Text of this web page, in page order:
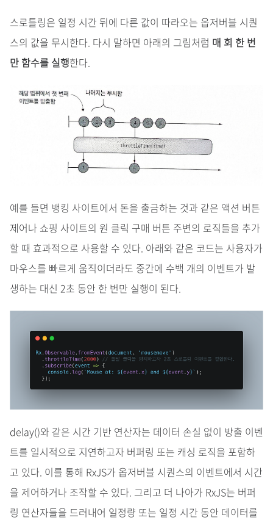
스로틀링은 일정 시간 뒤에 다른 값이 따라오는 옵저버블 시퀀
스의 값을 무시한다. 다시 말하면 아래의 그림처럼 매 회 한 번
만 함수를 실행한다.
예를 들면 뱅킹 사이트에서 돈을 출금하는 것과 같은 액션 버튼
제어나 쇼핑 사이트의 원 클릭 구매 버튼 주변의 로직들을 추가
할 때 효과적으로 사용할 수 있다. 아래와 같은 코드는 사용자가
마우스를 빠르게 움직이더라도 중간에 수백 개의 이벤트가 발
생하는 대신 2초 동안 한 번만 실행이 된다.
delay()와 같은 시간 기반 연산자는 데이터 손실 없이 방출 이벤
트를 일시적으로 지연하고자 버퍼링 또는 캐싱 로직을 포함하
고 있다. 이를 통해 RxJS가 옵저버블 시퀀스의 이벤트에서 시간
을 제어하거나 조작할 수 있다. 그리고 더 나아가 RxJS는 버퍼
링 연산자들을 드러내어 일정량 또는 일정 시간 동안 데이터를